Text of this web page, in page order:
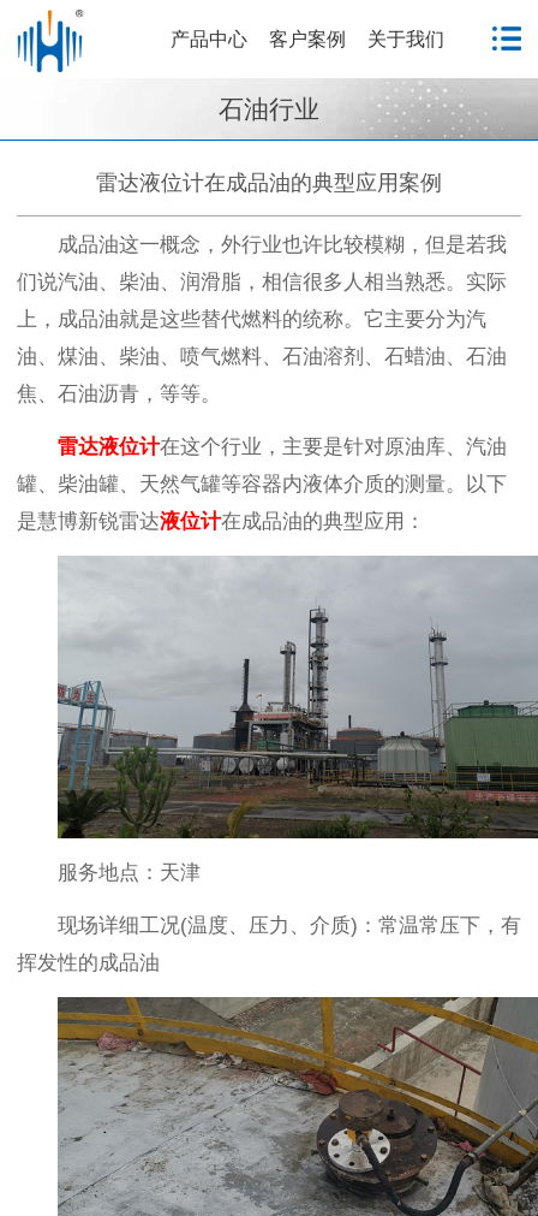
产品中心 客户案例 关于我们
石油行业
雷达液位计在成品油的典型应用案例
成品油这一概念，外行业也许比较模糊，但是若我
们说汽油、柴油、润滑脂，相信很多人相当熟悉。实际
上，成品油就是这些替代燃料的统称。它主要分为汽
油、煤油、柴油、喷气燃料、石油溶剂、石蜡油、石油
焦、石油沥青，等等。
雷达液位计在这个行业，主要是针对原油库、汽油
罐、柴油罐、天然气罐等容器内液体介质的测量。以下
是慧博新锐雷达液位计在成品油的典型应用：
服务地点：天津
现场详细工况(温度、压力、介质)：常温常压下，有
挥发性的成品油